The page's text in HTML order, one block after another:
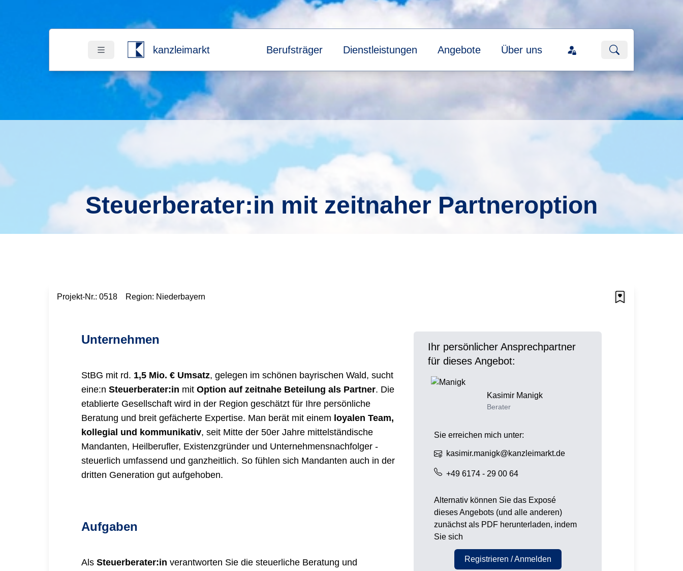
kanzleimarkt Berufsträger Dienstleistungen Angebote Über uns
Steuerberater:in mit zeitnaher Partneroption
Projekt-Nr.: 0518 Region: Niederbayern
Unternehmen
StBG mit rd. 1,5 Mio. € Umsatz, gelegen im schönen bayrischen Wald, sucht
eine:n Steuerberater:in mit Option auf zeitnahe Beteilung als Partner. Die
etablierte Gesellschaft wird in der Region geschätzt für Ihre persönliche
Beratung und breit gefächerte Expertise. Man berät mit einem loyalen Team,
kollegial und kommunikativ, seit Mitte der 50er Jahre mittelständische
Mandanten, Heilberufler, Existenzgründer und Unternehmensnachfolger -
steuerlich umfassend und ganzheitlich. So fühlen sich Mandanten auch in der
dritten Generation gut aufgehoben.
Aufgaben
Als Steuerberater:in verantworten Sie die steuerliche Beratung und
Ihr persönlicher Ansprechpartner
für dieses Angebot:
Kasimir Manigk
Berater
Sie erreichen mich unter:
kasimir.manigk@kanzleimarkt.de
+49 6174 - 29 00 64
Alternativ können Sie das Exposé
dieses Angebots (und alle anderen)
zunächst als PDF herunterladen, indem
Sie sich
Registrieren / Anmelden